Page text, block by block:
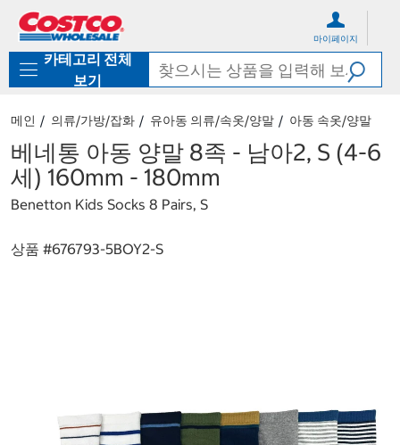
로
기
가
마이페이지
카테고리 전체
보기
메인 의류/가방/잡화 유아동 의류/속옷/양말 아동 속옷/양말
베네통 아동 양말 8족 - 남아2, S (4-6
세) 160mm - 180mm
Benetton Kids Socks 8 Pairs, S
상품 #676793-5BOY2-S